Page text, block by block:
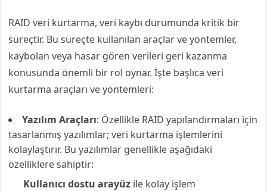
RAID veri kurtarma, veri kaybı durumunda kritik bir
süreçtir. Bu süreçte kullanılan araçlar ve yöntemler,
kaybolan veya hasar gören verileri geri kazanma
konusunda önemli bir rol oynar. İşte başlıca veri
kurtarma araçları ve yöntemleri:
Yazılım Araçları: Özellikle RAID yapılandırmaları için
tasarlanmış yazılımlar; veri kurtarma işlemlerini
kolaylaştırır. Bu yazılımlar genellikle aşağıdaki
özelliklere sahiptir:
Kullanıcı dostu arayüz ile kolay işlem